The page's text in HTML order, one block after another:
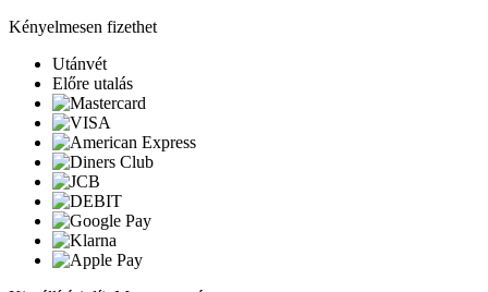
Kényelmesen fizethet
Utánvét
Előre utalás